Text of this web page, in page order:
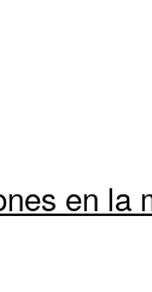
en la